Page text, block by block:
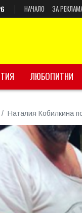
НАЧАЛО ЗА
ЛЮБОПИТНИ
Наталия Кобилкина